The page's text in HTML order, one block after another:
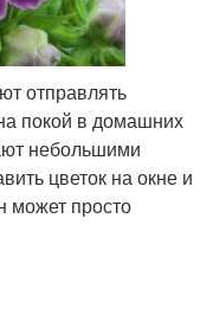
отправлять
покой в домашних
небольшими
цветок на окне и
может просто